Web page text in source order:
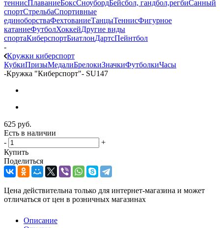
теннисПлаваниеБоксСноубордБейсбол, гандбол,регбиСанный
спортСтрельбаСпортивные
единоборстваФехтованиеТанцыТеннисФигурное
катаниеФутболХоккейДругие виды
спортаКиберспортБиатлонДартсПейнтбол
-
Кружки киберспорт
КубкиПризыМедалиБрелокиЗначкиФутболкиЧасы
-Кружка "Киберспорт"- SU147
625 руб.
Есть в наличии
-
+
Купить
Поделиться
Цена действительна только для интернет-магазина и может
отличаться от цен в розничных магазинах
Описание